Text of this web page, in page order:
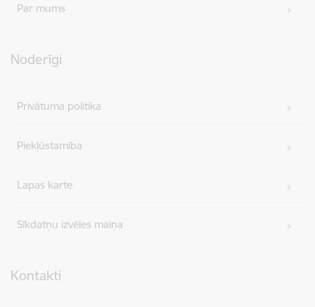
Par mums
Noderīgi
Privātuma politika
Piekļūstamība
Lapas karte
Sīkdatņu izvēles maiņa
Kontakti